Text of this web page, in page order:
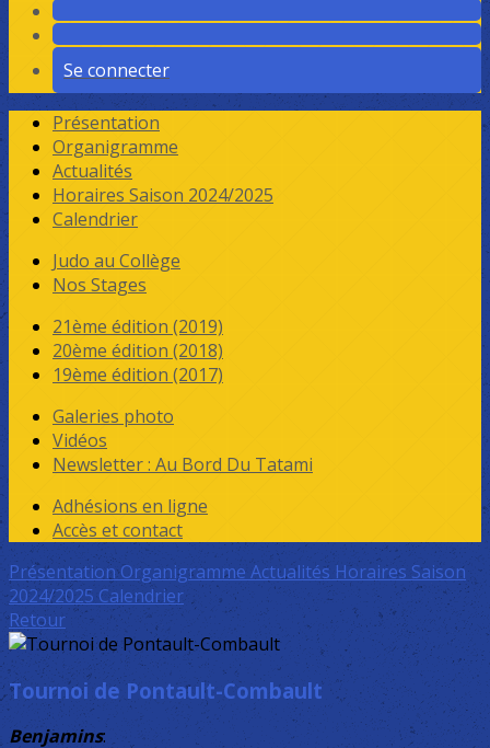
Se connecter
Présentation
Organigramme
Actualités
Horaires Saison 2024/2025
Calendrier
Judo au Collège
Nos Stages
21ème édition (2019)
20ème édition (2018)
19ème édition (2017)
Galeries photo
Vidéos
Newsletter : Au Bord Du Tatami
Adhésions en ligne
Accès et contact
PrésentationOrganigrammeActualités Horaires Saison
2024/2025 Calendrier
Retour
Tournoi de Pontault-Combault
Benjamins: